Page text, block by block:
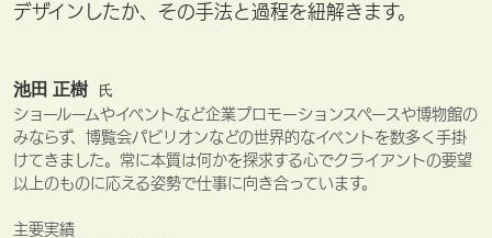
デザインしたか、その手法と過程を紐解きます。
池田 正樹 氏
ショールームやイベントなど企業プロモーションスペースや博物館の
みならず、博覧会パビリオンなどの世界的なイベントを数多く手掛
けてきました。常に本質は何かを探求する心でクライアントの要望
以上のものに応える姿勢で仕事に向き合っています。
主要実績